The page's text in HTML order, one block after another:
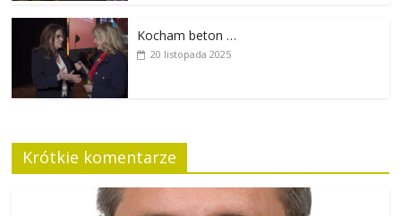
Kocham beton …
20 listopada 2025
Krótkie komentarze